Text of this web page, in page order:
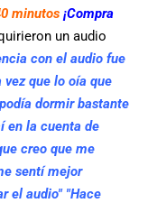
minutos ¡Compra
un audio
con el audio fue
que lo oía que
dormir bastante
en la cuenta de
creo que me
sentí mejor
el audio" "Hace